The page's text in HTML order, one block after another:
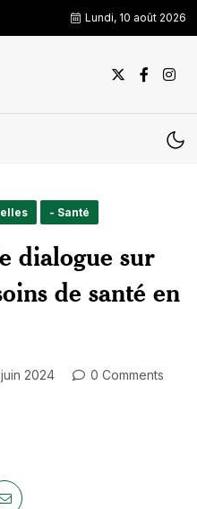
Lundi, 10 août 2026
- Santé
dialogue sur
de santé en
2024
0 Comments